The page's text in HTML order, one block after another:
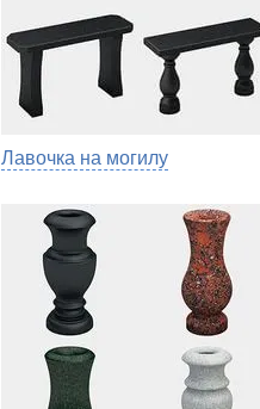
Лавочка на могилу